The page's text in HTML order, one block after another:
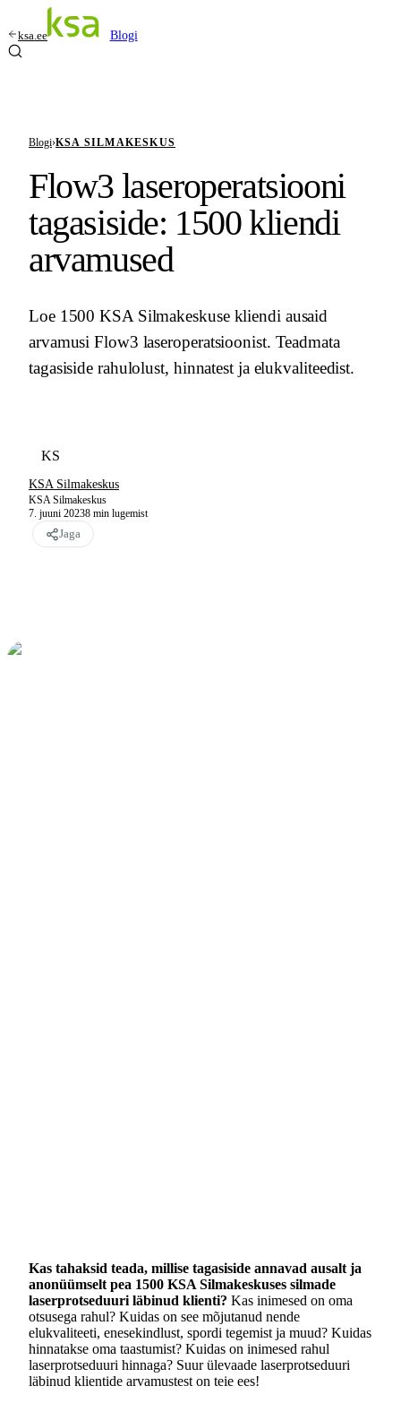
ksa.ee Blogi
Blogi›KSA SILMAKESKUS
Flow3 laseroperatsiooni
tagasiside: 1500 kliendi
arvamused
Loe 1500 KSA Silmakeskuse kliendi ausaid
arvamusi Flow3 laseroperatsioonist. Teadmata
tagasiside rahulolust, hinnatest ja elukvaliteedist.
KS
KSA Silmakeskus
KSA Silmakeskus
7. juuni 20238 min lugemist
Jaga
Kas tahaksid teada, millise tagasiside annavad ausalt ja
anonüümselt pea 1500 KSA Silmakeskuses silmade
laserprotseduuri läbinud klienti? Kas inimesed on oma
otsusega rahul? Kuidas on see mõjutanud nende
elukvaliteeti, enesekindlust, spordi tegemist ja muud? Kuidas
hinnatakse oma taastumist? Kuidas on inimesed rahul
laserprotseduuri hinnaga? Suur ülevaade laserprotseduuri
läbinud klientide arvamustest on teie ees!